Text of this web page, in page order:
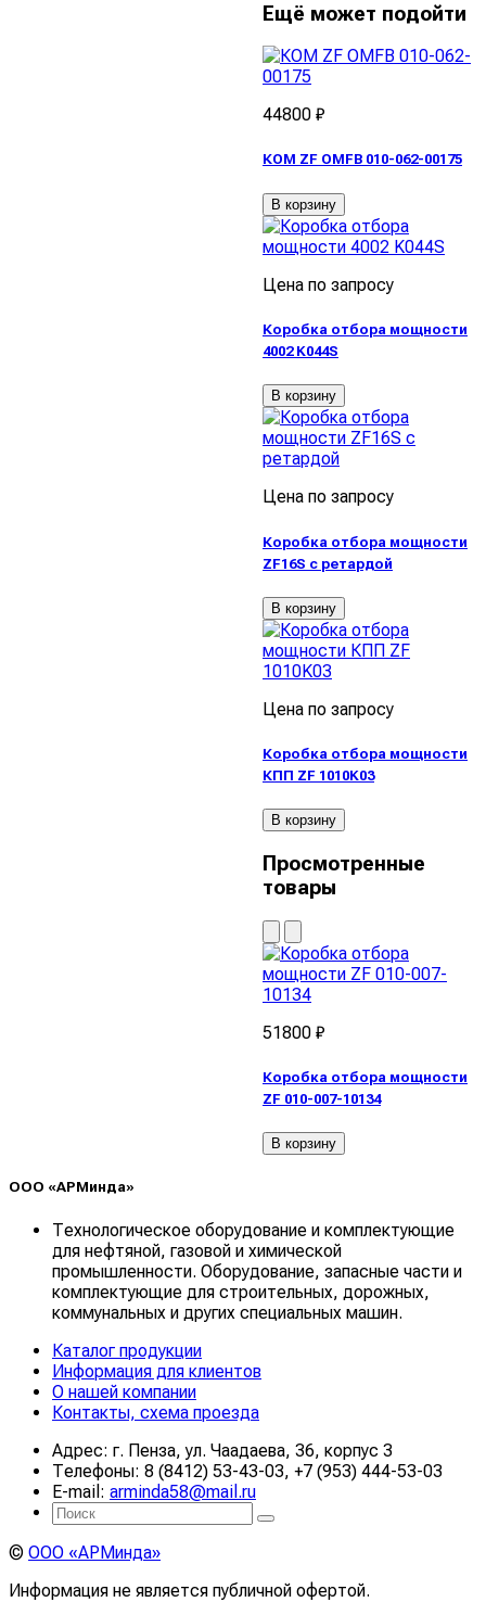
Ещё может подойти
44800 ₽
КОМ ZF OMFB 010-062-00175
В корзину
Цена по запросу
Коробка отбора мощности
4002 K044S
В корзину
Цена по запросу
Коробка отбора мощности
ZF16S с ретардой
В корзину
Цена по запросу
Коробка отбора мощности
КПП ZF 1010K03
В корзину
Просмотренные
товары
51800 ₽
Коробка отбора мощности
ZF 010-007-10134
В корзину
ООО «АРМинда»
Технологическое оборудование и комплектующие
для нефтяной, газовой и химической
промышленности. Оборудование, запасные части и
комплектующие для строительных, дорожных,
коммунальных и других специальных машин.
Каталог продукции
Информация для клиентов
О нашей компании
Контакты, схема проезда
Адрес: г. Пенза, ул. Чаадаева, 36, корпус 3
Телефоны: 8 (8412) 53-43-03, +7 (953) 444-53-03
E-mail: arminda58@mail.ru
© ООО «АРМинда»
Информация не является публичной офертой.